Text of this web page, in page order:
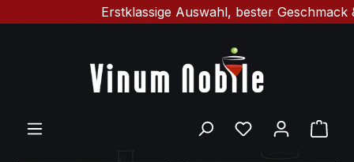
Zum Hauptinhalt springen
Erstklassige Auswahl, bester Geschmack &